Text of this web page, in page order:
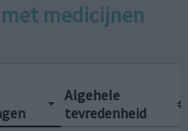
medicijnen
Algehele
tevredenheid